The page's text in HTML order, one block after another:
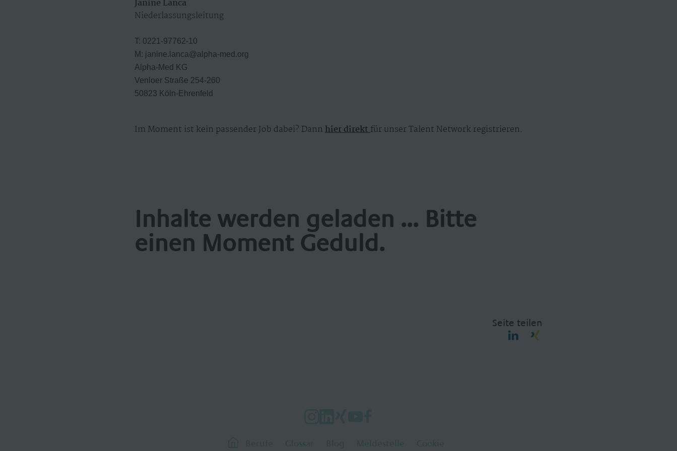
Janine Lanca
Niederlassungsleitung
T: 0221-97762-10
​M: janine.lanca@alpha-med.org
Alpha-Med KG
Venloer Straße 254-260
50823 Köln-Ehrenfeld
Im Moment ist kein passender Job dabei? Dannhier direktfür unser Talent Network registrieren.
Inhalte werden geladen ... Bitte
einen Moment Geduld.
Seite teilen